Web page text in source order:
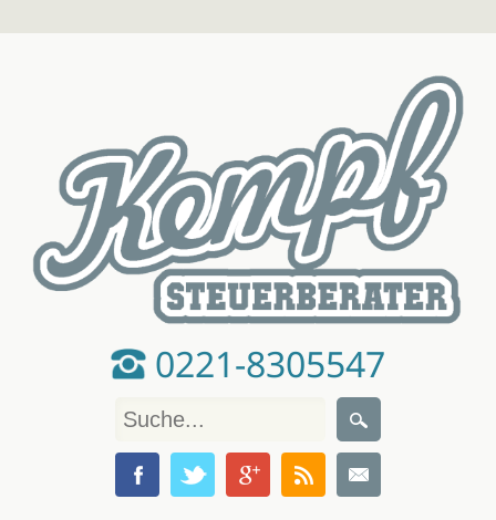
0221-8305547